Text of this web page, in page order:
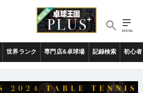
世界ランク 専門店&卓球場 記録検索 初心者